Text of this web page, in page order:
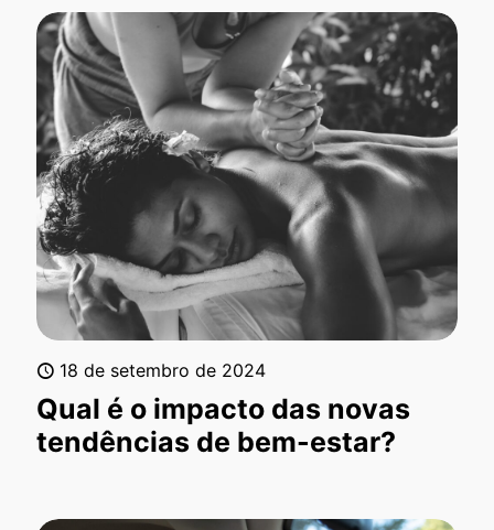
18 de setembro de 2024
Qual é o impacto das novas
tendências de bem-estar?